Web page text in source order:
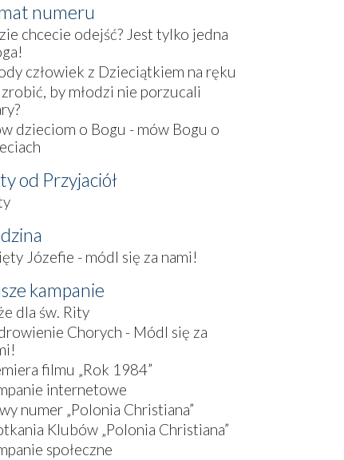
numeru
chcecie odejść? Jest tylko jedna
człowiek z Dzieciątkiem na ręku
by młodzi nie porzucali
dzieciom o Bogu - mów Bogu o
od Przyjaciół
Józefie - módl się za nami!
kampanie
dla św. Rity
Chorych - Módl się za
filmu „Rok 1984”
internetowe
numer „Polonia Christiana”
Klubów „Polonia Christiana”
społeczne